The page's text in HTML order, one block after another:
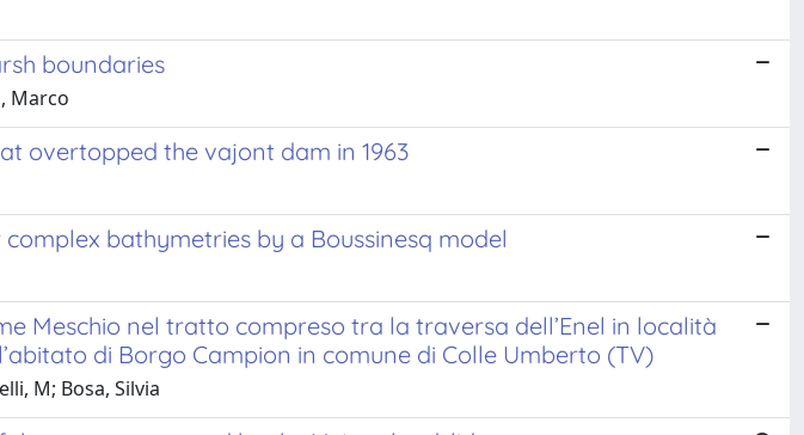
boundaries
Marco
overtopped the vajont dam in 1963
bathymetries by a Boussinesq model
Meschio nel tratto compreso tra la traversa dell’Enel in località
di Borgo Campion in comune di Colle Umberto (TV)
M; Bosa, Silvia